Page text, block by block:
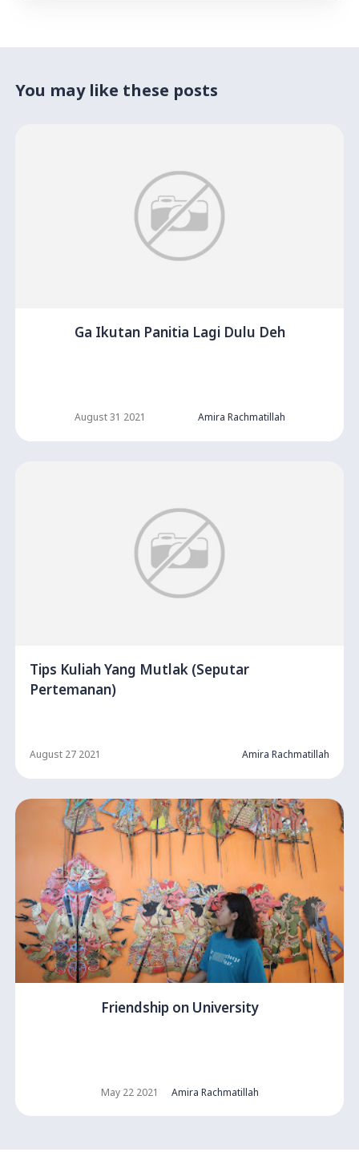
You may like these posts
Ga Ikutan Panitia Lagi Dulu Deh
August 31 2021 Amira Rachmatillah
Tips Kuliah Yang Mutlak (Seputar
Pertemanan)
August 27 2021 Amira Rachmatillah
Friendship on University
May 22 2021 Amira Rachmatillah